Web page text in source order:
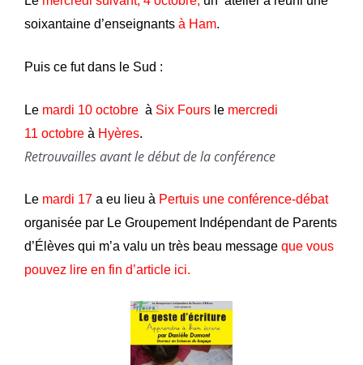
soixantaine d’enseignants à Ham.
Puis ce fut dans le Sud :
Le mardi 10 octobre à Six Fours le mercredi
11 octobre à Hyères.
Retrouvailles avant le début de la conférence
Le mardi 17 a eu lieu à Pertuis une conférence-débat
organisée par Le Groupement Indépendant de Parents
d’Élèves qui m’a valu un très beau message que vous
pouvez lire en fin d’article ici.